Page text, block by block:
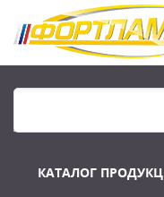
КАТАЛОГ